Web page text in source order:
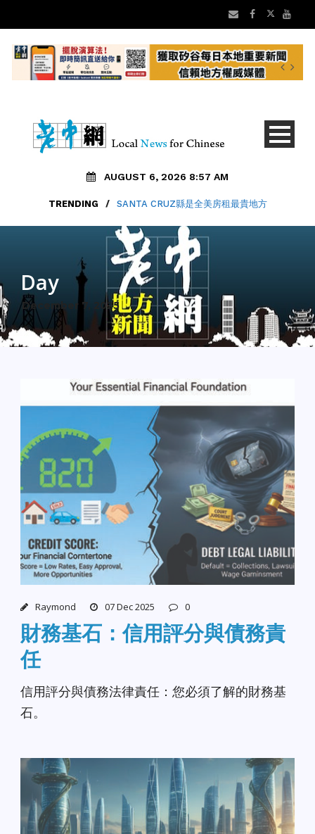
AUGUST 6, 2026 8:57 AM
TRENDING / SANTA CRUZ縣是全美房租最貴地方
Day
December 7, 2025
Raymond 07 Dec 2025 0
財務基石：信用評分與債務責
任
信用評分與債務法律責任：您必須了解的財務基
石。